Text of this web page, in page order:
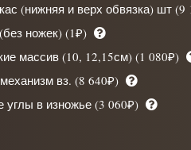
(нижняя и верх обвязка) шт (9
ножек) (1₽)
массив (10, 12,15см) (1 080₽)
вз. (8 640₽)
углы в изножье (3 060₽)